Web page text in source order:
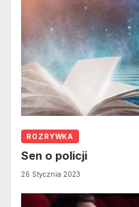
ROZRYWKA
Sen o policji
26 Stycznia 2023